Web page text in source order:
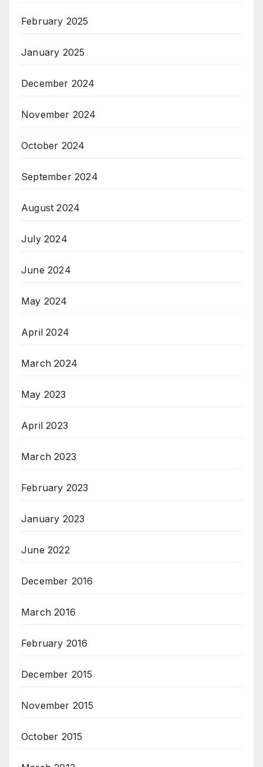
February 2025
January 2025
December 2024
November 2024
October 2024
September 2024
August 2024
July 2024
June 2024
May 2024
April 2024
March 2024
May 2023
April 2023
March 2023
February 2023
January 2023
June 2022
December 2016
March 2016
February 2016
December 2015
November 2015
October 2015